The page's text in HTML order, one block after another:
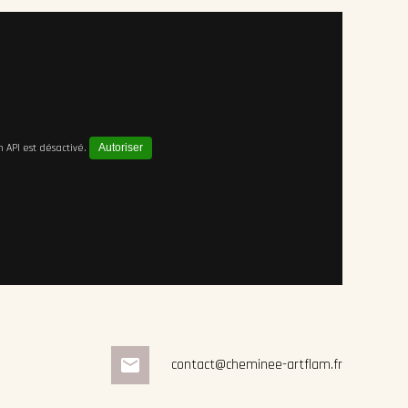
API est désactivé. Autoriser
mail contact@cheminee-artflam.fr